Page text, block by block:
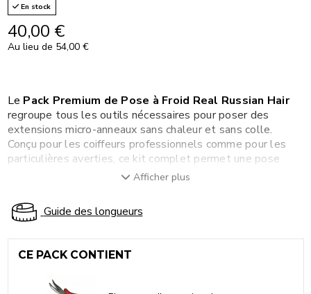
En stock
40,00 €
Au lieu de 54,00 €
Le Pack Premium de Pose à Froid Real Russian Hair
regroupe tous les outils nécessaires pour poser des
extensions micro-anneaux sans chaleur et sans colle.
Conçu pour les coiffeurs professionnels comme pour les
particulières averties, ce kit complet permet une pose
précise, discrète et totalement respectueuse du cheveu
appliqué sur la fibre capillaire.
CONTENU DU PACK PREMIUM POSE À FROID
les anneaux avec la pression exacte requise —
suffisamment précise pour ne pas endommager le cheveu
Afficher plus
Guide des longueurs
CE PACK CONTIENT